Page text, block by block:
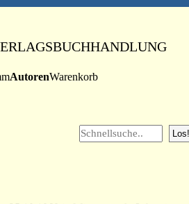
AutorenWarenkorb